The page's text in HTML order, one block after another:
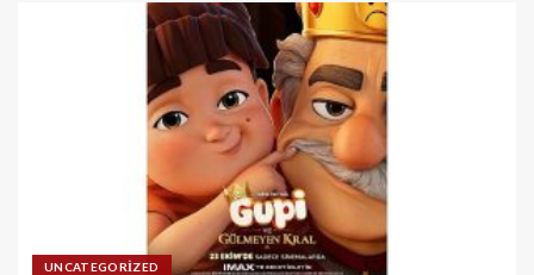
UNCATEGORIZED